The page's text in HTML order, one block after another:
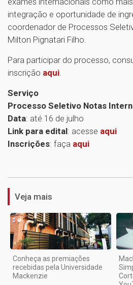
integração e oportunidade de
coordenador de Processos
Milton Pignatari Filho.
Para participar do processo,
inscrição aqui.
Serviço
Processo Seletivo Notas
Data: até 16 de julho
Link para edital: acesse aqui
Inscrições: faça aqui
Veja mais
Conheça as premiações
recebidas pela Universidade
Mackenzie